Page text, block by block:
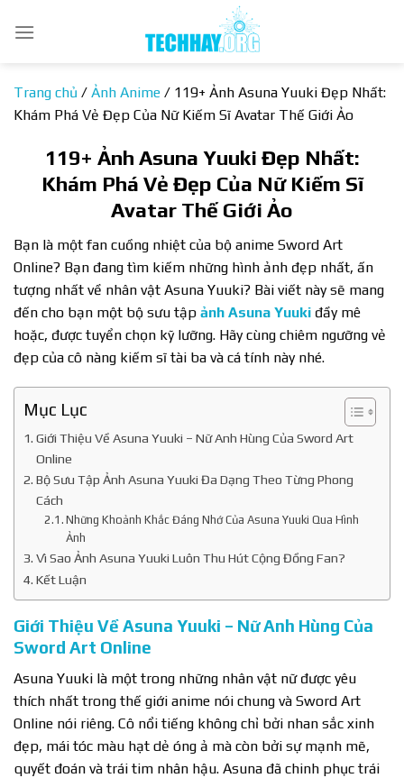
qua
Trang chủ / Ảnh Anime / 119+ Ảnh Asuna Yuuki Đẹp Nhất:
Khám Phá Vẻ Đẹp Của Nữ Kiếm Sĩ Avatar Thế Giới Ảo
119+ Ảnh Asuna Yuuki Đẹp Nhất:
Khám Phá Vẻ Đẹp Của Nữ Kiếm Sĩ
Avatar Thế Giới Ảo
Bạn là một fan cuồng nhiệt của bộ anime Sword Art
Online? Bạn đang tìm kiếm những hình ảnh đẹp nhất, ấn
tượng nhất về nhân vật Asuna Yuuki? Bài viết này sẽ mang
đến cho bạn một bộ sưu tập ảnh Asuna Yuuki đầy mê
hoặc, được tuyển chọn kỹ lưỡng. Hãy cùng chiêm ngưỡng vẻ
đẹp của cô nàng kiếm sĩ tài ba và cá tính này nhé.
Mục Lục
Giới Thiệu Về Asuna Yuuki – Nữ Anh Hùng Của Sword Art
Online
Bộ Sưu Tập Ảnh Asuna Yuuki Đa Dạng Theo Từng Phong
Cách
Những Khoảnh Khắc Đáng Nhớ Của Asuna Yuuki Qua Hình
Ảnh
Vì Sao Ảnh Asuna Yuuki Luôn Thu Hút Cộng Đồng Fan?
Kết Luận
Giới Thiệu Về Asuna Yuuki – Nữ Anh Hùng Của
Sword Art Online
Asuna Yuuki là một trong những nhân vật nữ được yêu
thích nhất trong thế giới anime nói chung và Sword Art
Online nói riêng. Cô nổi tiếng không chỉ bởi nhan sắc xinh
đẹp, mái tóc màu hạt dẻ óng ả mà còn bởi sự mạnh mẽ,
quyết đoán và trái tim nhân hậu. Asuna đã chinh phục trái